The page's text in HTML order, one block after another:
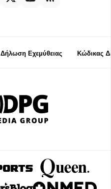
Δήλωση Εχεμύθειας Κώδικας